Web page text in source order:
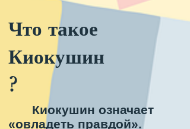
Что такое
Киокушин
?
Киокушин означает
«овладеть правдой».